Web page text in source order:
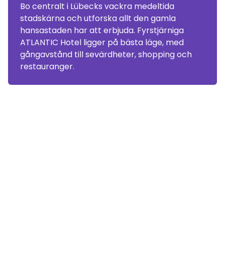
Bo centralt i Lübecks vackra medeltida
stadskärna och utforska allt den gamla
hansastaden har att erbjuda. Fyrstjärniga
ATLANTIC Hotel ligger på bästa läge, med
gångavstånd till sevärdheter, shopping och
restauranger.